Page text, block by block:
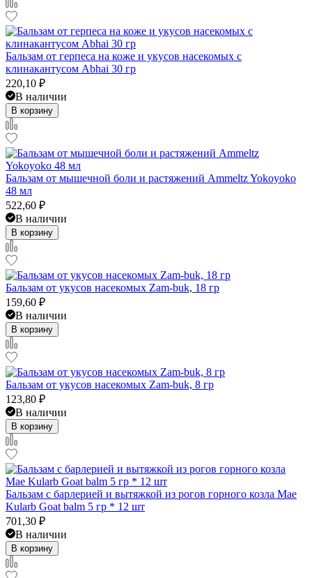
Бальзам от герпеса на коже и укусов насекомых с
клинакантусом Abhai 30 гр
220,10 ₽
В наличии
В корзину
Бальзам от мышечной боли и растяжений Ammeltz Yokoyoko
48 мл
522,60 ₽
В наличии
В корзину
Бальзам от укусов насекомых Zam-buk, 18 гр
159,60 ₽
В наличии
В корзину
Бальзам от укусов насекомых Zam-buk, 8 гр
123,80 ₽
В наличии
В корзину
Бальзам с барлерией и вытяжкой из рогов горного козла Mae
Kularb Goat balm 5 гр * 12 шт
701,30 ₽
В наличии
В корзину